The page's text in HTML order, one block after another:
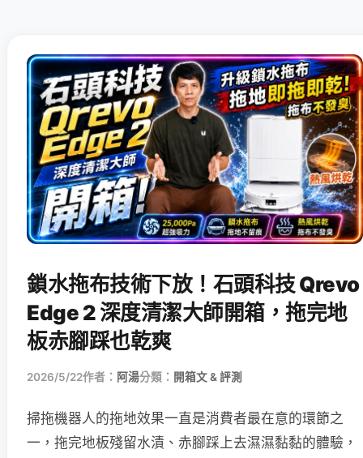
鎖水拖布技術下放！石頭科技 Qrevo
Edge 2 深度清潔大師開箱，拖完地
板赤腳踩也乾爽
2026/5/22作者： 阿湯分類： 開箱文 & 評測
掃拖機器人的拖地效果一直是消費者最在意的環節之
一，拖完地板殘留水漬、赤腳踩上去濕濕黏黏的體驗，